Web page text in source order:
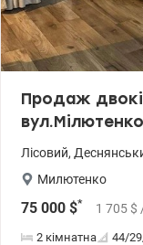
Продаж
Лісовий,
Милютенко
75 000 $* 1 705 $
2 кімнатна 44/